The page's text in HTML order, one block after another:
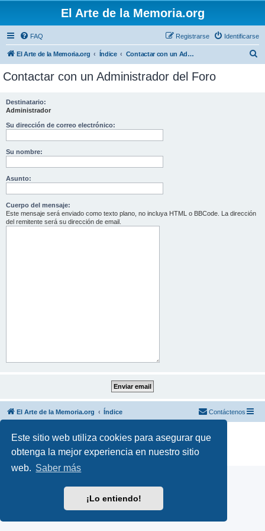
Este sitio web utiliza cookies para asegurar que
obtenga la mejor experiencia en nuestro sitio
web. Saber más
¡Lo entiendo!
El Arte de la Memoria.org
FAQ Identificarse
Registrarse
El Arte de la Memoria.org Índice Contactar con un Administrador del Foro
Contactar con un Administrador del Foro
Destinatario:
Administrador
Su dirección de correo electrónico:
Su nombre:
Asunto:
Cuerpo del mensaje:
Este mensaje será enviado como texto plano, no incluya HTML o BBCode. La dirección
del remitente será su dirección de email.
El Arte de la Memoria.org Índice Contáctenos
Desarrollado por phpBB ® Forum Software © phpBB Limited
Traducción al español por
phpBB España
Privacidad|Condiciones